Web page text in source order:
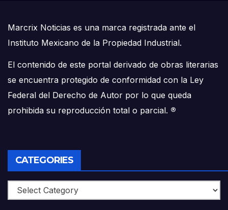
Marcrix Noticias es una marca registrada ante el
Instituto Mexicano de la Propiedad Industrial.
El contenido de este portal derivado de obras literarias
se encuentra protegido de conformidad con la Ley
Federal del Derecho de Autor por lo que queda
prohibida su reproducción total o parcial. ®
CATEGORIES
Categories